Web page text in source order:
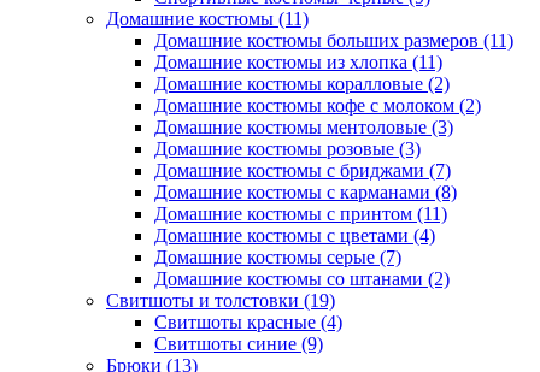
Домашние костюмы (11)
Домашние костюмы больших размеров (11)
Домашние костюмы из хлопка (11)
Домашние костюмы коралловые (2)
Домашние костюмы кофе с молоком (2)
Домашние костюмы ментоловые (3)
Домашние костюмы розовые (3)
Домашние костюмы с бриджами (7)
Домашние костюмы с карманами (8)
Домашние костюмы с принтом (11)
Домашние костюмы с цветами (4)
Домашние костюмы серые (7)
Домашние костюмы со штанами (2)
Свитшоты и толстовки (19)
Свитшоты красные (4)
Свитшоты синие (9)
Брюки (13)